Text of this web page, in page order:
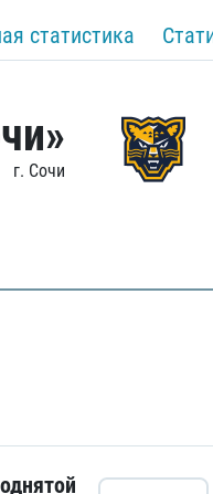
статистика
г. Сочи